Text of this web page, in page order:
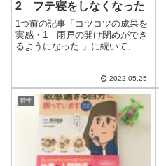
2 フテ寝をしなくなった
1つ前の記事「コツコツの成果を
実感・1 雨戸の開け閉めができ
るようになった 」に続いて、コ
った」です。このことに気づい
たのは、5年ほど前の記録を振り
返っていたときでした。「フテ
寝をしよ...
2022.05.25
特性